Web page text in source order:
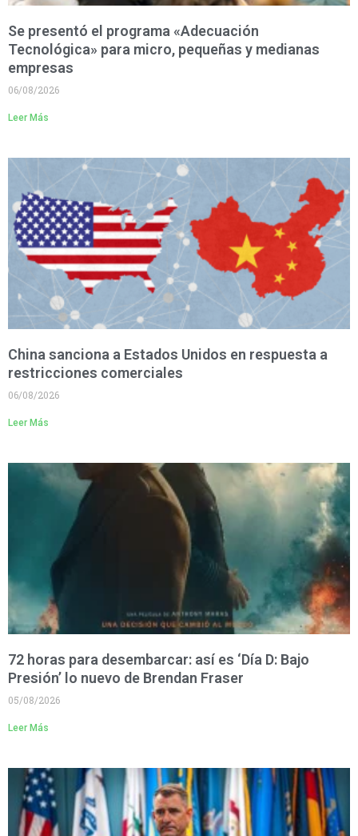
Se presentó el programa «Adecuación
Tecnológica» para micro, pequeñas y medianas
empresas
06/08/2026
Leer Más
China sanciona a Estados Unidos en respuesta a
restricciones comerciales
06/08/2026
Leer Más
72 horas para desembarcar: así es ‘Día D: Bajo
Presión’ lo nuevo de Brendan Fraser
05/08/2026
Leer Más